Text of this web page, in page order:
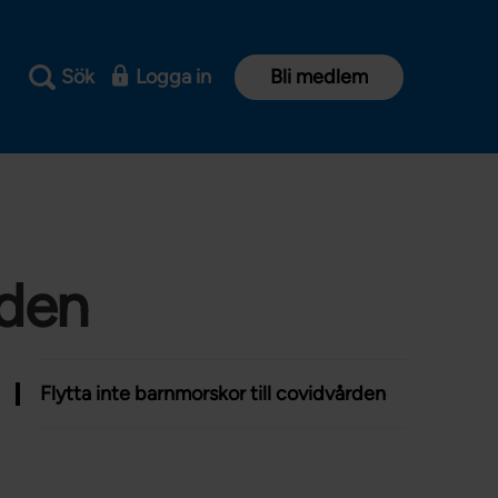
Sök Logga in Bli medlem
Flytta inte barnmorskor till covidvården